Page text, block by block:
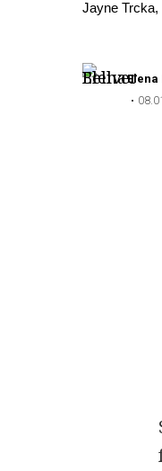
Jayne Trcka,
Elena